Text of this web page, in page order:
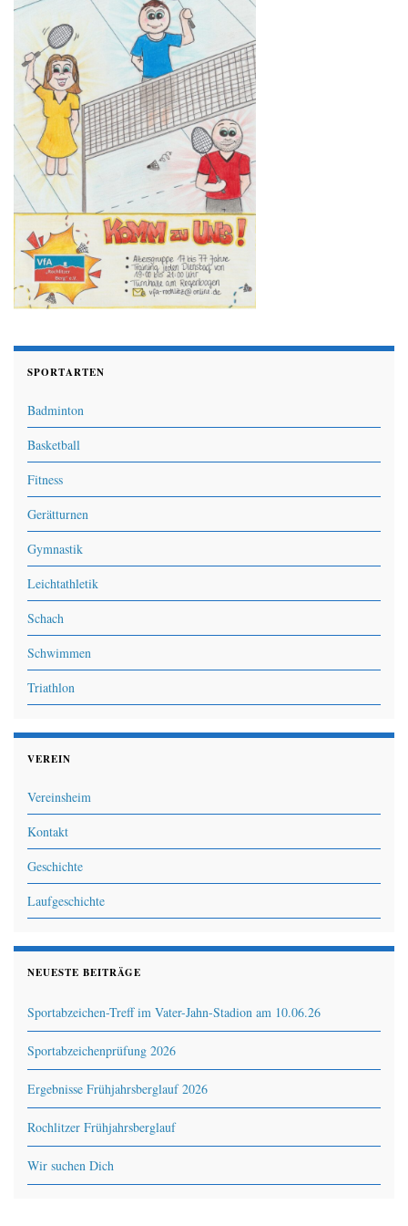
SPORTARTEN
Badminton
Basketball
Fitness
Gerätturnen
Gymnastik
Leichtathletik
Schach
Schwimmen
Triathlon
VEREIN
Vereinsheim
Kontakt
Geschichte
Laufgeschichte
NEUESTE BEITRÄGE
Sportabzeichen-Treff im Vater-Jahn-Stadion am 10.06.26
Sportabzeichenprüfung 2026
Ergebnisse Frühjahrsberglauf 2026
Rochlitzer Frühjahrsberglauf
Wir suchen Dich